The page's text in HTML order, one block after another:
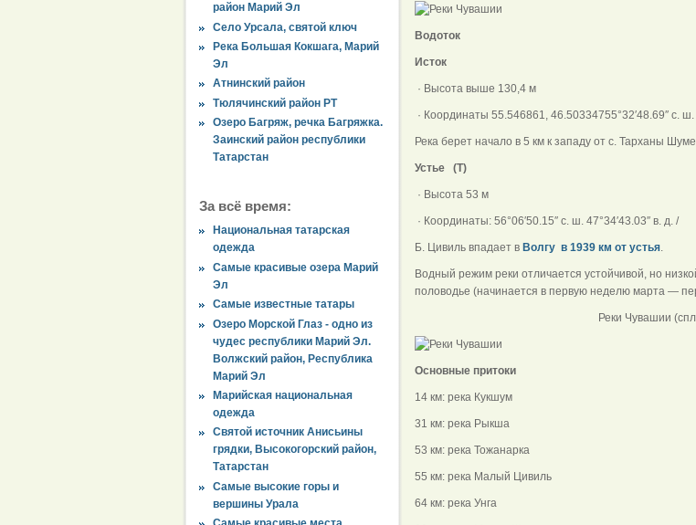
район Марий Эл
Село Урсала, святой ключ
Река Большая Кокшага, Марий
Эл
Атнинский район
Тюлячинский район РТ
Озеро Багряж, речка Багряжка.
Заинский район республики
Татарстан
За всё время:
Национальная татарская
одежда
Самые красивые озера Марий
Эл
Самые известные татары
Озеро Морской Глаз - одно из
чудес республики Марий Эл.
Волжский район, Республика
Марий Эл
Марийская национальная
одежда
Святой источник Анисьины
грядки, Высокогорский район,
Татарстан
Самые высокие горы и
вершины Урала
Водоток
Исток
· Высота выше 130,4 м
· Координаты 55.546861, 46.50334755°32′48.69″ с. ш.
Река берет начало в 5 км к западу от с. Тарханы
Устье (Т)
· Высота 53 м
· Координаты: 56°06′50.15″ с. ш. 47°34′43.03″ в. д. /
Б. Цивиль впадает в Волгу в 1939 км от устья.
Водный режим реки отличается устойчивой, но
половодье (начинается в первую неделю марта —
Реки Чувашии (сплав,
Основные притоки
14 км: река Кукшум
31 км: река Рыкша
53 км: река Тожанарка
55 км: река Малый Цивиль
64 км: река Унга